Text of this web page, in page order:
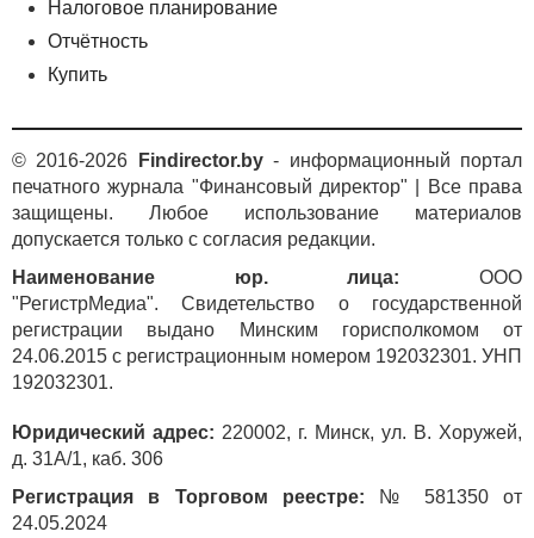
Налоговое планирование
Отчётность
Купить
© 2016-2026 Findirector.by- информационный портал
печатного журнала "Финансовый директор" | Все права
защищены. Любое использование материалов
допускается только с согласия редакции.
Наименование юр. лица: ООО
"РегистрМедиа". Свидетельство о государственной
регистрации выдано Минским горисполкомом от
24.06.2015 с регистрационным номером 192032301. УНП
192032301.
Юридический адрес: 220002, г. Минск, ул. В. Хоружей,
д. 31А/1, каб. 306
Регистрация в Торговом реестре: № 581350 от
24.05.2024